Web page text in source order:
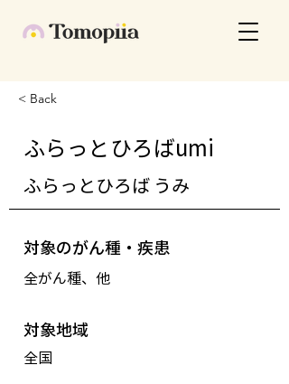
< Back
ふらっとひろばumi
ふらっとひろば うみ
対象のがん種・疾患
全がん種、他
対象地域
全国